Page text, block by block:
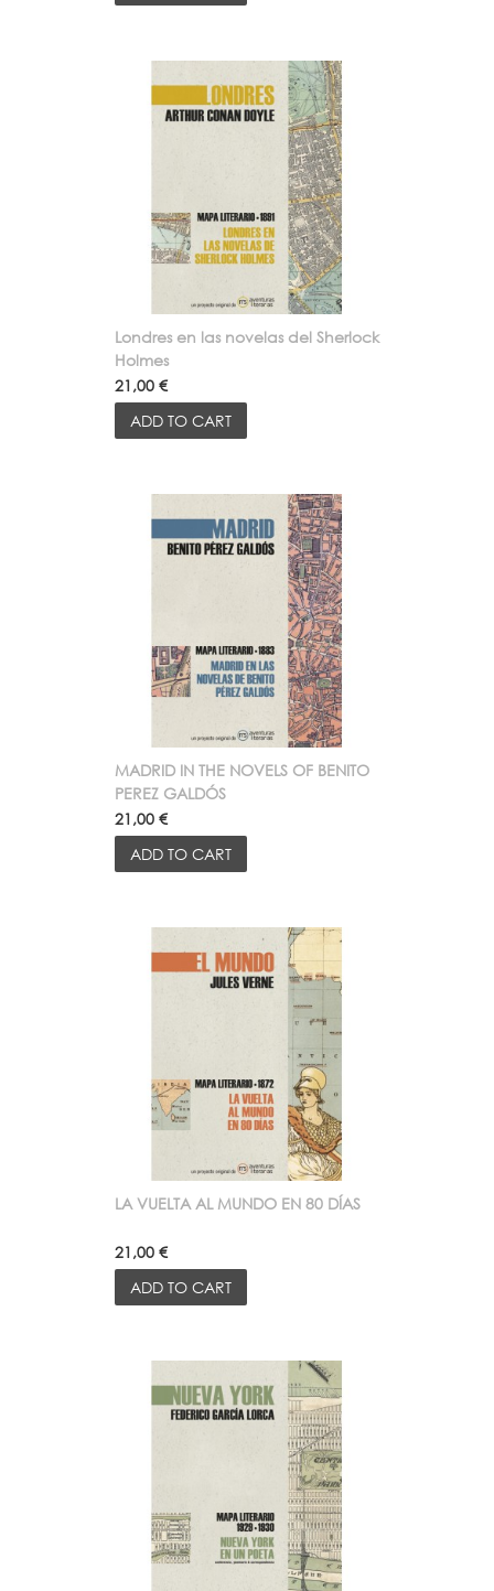
Londres en las novelas del Sherlock
Holmes
21,00 €
ADD TO CART
MADRID IN THE NOVELS OF BENITO
PEREZ GALDÓS
21,00 €
ADD TO CART
LA VUELTA AL MUNDO EN 80 DÍAS
21,00 €
ADD TO CART